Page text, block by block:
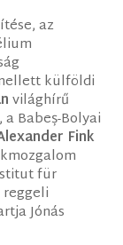
az
külföldi
világhírű
, a Babeș-Bolyai
Fink
für
Jónás